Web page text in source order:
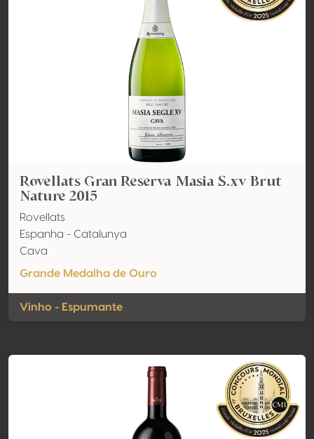
Rovellats Gran Reserva Masia S.xv Brut
Nature 2015
Rovellats
Espanha - Catalunya
Cava
Grande Medalha de Ouro
Vinho - Espumante